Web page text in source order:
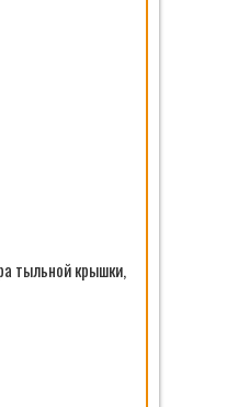
тыльной крышки,